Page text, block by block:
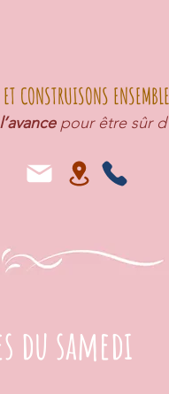
pour être sûr
du samedi